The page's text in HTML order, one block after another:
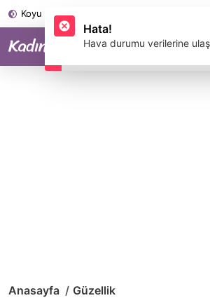
Koyu Mod
Anasayfa Güzellik